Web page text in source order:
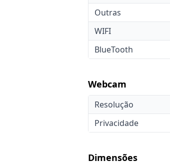
Outras
WIFI
BlueTooth
Webcam
Resolução
Privacidade
Dimensões